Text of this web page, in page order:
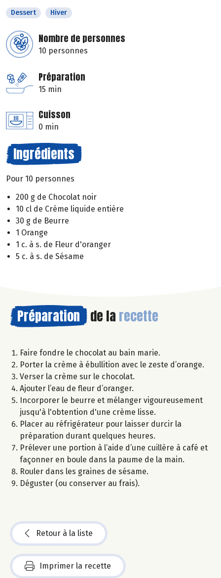
Dessert Hiver
Nombre de personnes
10 personnes
Préparation
15 min
Cuisson
0 min
Ingrédients
Pour 10 personnes
200 g de Chocolat noir
10 cl de Crème liquide entière
30 g de Beurre
1 Orange
1 c. à s. de Fleur d'oranger
5 c. à s. de Sésame
Préparation de la recette
Faire fondre le chocolat au bain marie.
Porter la crème à ébullition avec le zeste d’orange.
Verser la crème sur le chocolat.
Ajouter l’eau de fleur d’oranger.
Incorporer le beurre et mélanger vigoureusement
jusqu'à l'obtention d'une crème lisse.
Placer au réfrigérateur pour laisser durcir la
préparation durant quelques heures.
Prélever une portion à l’aide d’une cuillère à café et
façonner en boule dans la paume de la main.
Rouler dans les graines de sésame.
Déguster (ou conserver au frais).
Retour à la liste
Imprimer la recette